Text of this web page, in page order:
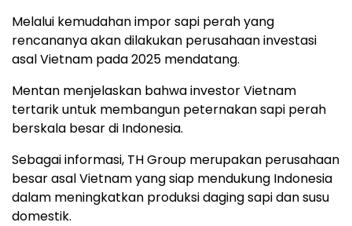
Melalui kemudahan impor sapi perah yang
rencananya akan dilakukan perusahaan investasi
asal Vietnam pada 2025 mendatang.
Mentan menjelaskan bahwa investor Vietnam
tertarik untuk membangun peternakan sapi perah
berskala besar di Indonesia.
Sebagai informasi, TH Group merupakan perusahaan
besar asal Vietnam yang siap mendukung Indonesia
dalam meningkatkan produksi daging sapi dan susu
domestik.